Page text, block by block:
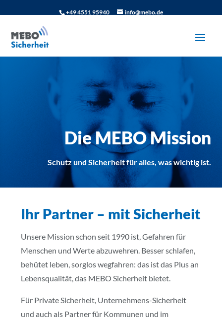
+49 4551 95940 info@mebo.de
Die MEBO Mission
Schutz und Sicherheit für alles, was wichtig ist.
Ihr Partner – mit Sicherheit
Unsere Mission schon seit 1990 ist, Gefahren für
Menschen und Werte abzuwehren. Besser schlafen,
behütet leben, sorglos wegfahren: das ist das Plus an
Lebensqualität, das MEBO Sicherheit bietet.
Für Private Sicherheit, Unternehmens-Sicherheit
und auch als Partner für Kommunen und im